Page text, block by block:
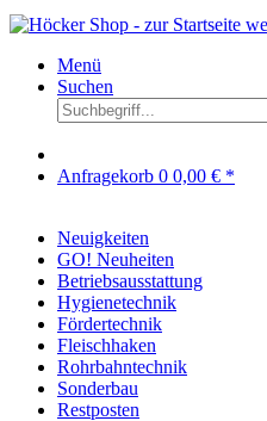
Menü
Suchen
Anfragekorb 0 0,00 € *
Neuigkeiten
GO! Neuheiten
Betriebsausstattung
Hygienetechnik
Fördertechnik
Fleischhaken
Rohrbahntechnik
Sonderbau
Restposten